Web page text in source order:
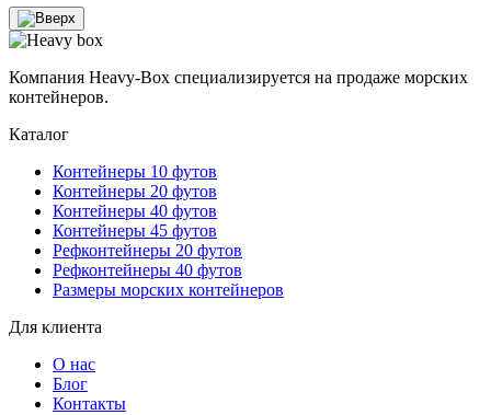
Компания Heavy-Box специализируется на продаже морских
контейнеров.
Каталог
Контейнеры 10 футов
Контейнеры 20 футов
Контейнеры 40 футов
Контейнеры 45 футов
Рефконтейнеры 20 футов
Рефконтейнеры 40 футов
Размеры морских контейнеров
Для клиента
О нас
Блог
Контакты